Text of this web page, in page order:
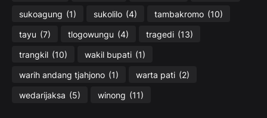
sukoagung (1) sukolilo (4) tambakromo (10)
tayu (7) tlogowungu (4) tragedi (13)
trangkil (10) wakil bupati (1)
warih andang tjahjono (1) warta pati (2)
wedarijaksa (5) winong (11)